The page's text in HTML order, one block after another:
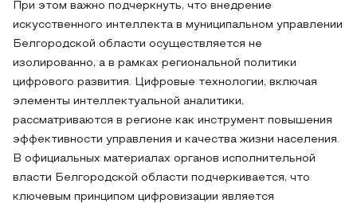
При этом важно подчеркнуть, что внедрение
искусственного интеллекта в муниципальном управлении
Белгородской области осуществляется не
изолированно, а в рамках региональной политики
цифрового развития. Цифровые технологии, включая
элементы интеллектуальной аналитики,
рассматриваются в регионе как инструмент повышения
эффективности управления и качества жизни населения.
В официальных материалах органов исполнительной
власти Белгородской области подчеркивается, что
ключевым принципом цифровизации является